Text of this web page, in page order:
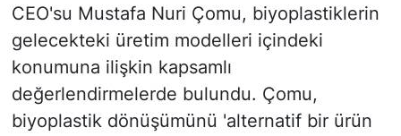
CEO'su Mustafa Nuri Çomu, biyoplastiklerin
gelecekteki üretim modelleri içindeki
konumuna ilişkin kapsamlı
değerlendirmelerde bulundu. Çomu,
biyoplastik dönüşümünü 'alternatif bir ürün